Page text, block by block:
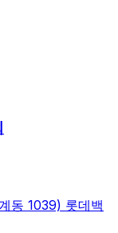
동 1039) 롯데백